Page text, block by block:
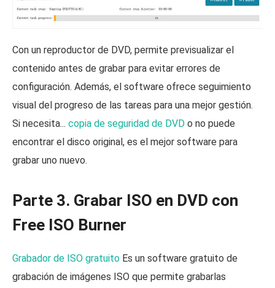
Con un reproductor de DVD, permite previsualizar el
contenido antes de grabar para evitar errores de
configuración. Además, el software ofrece seguimiento
visual del progreso de las tareas para una mejor gestión.
Si necesita... copia de seguridad de DVD o no puede
encontrar el disco original, es el mejor software para
grabar uno nuevo.
Parte 3. Grabar ISO en DVD con
Free ISO Burner
Grabador de ISO gratuito Es un software gratuito de
grabación de imágenes ISO que permite grabarlas